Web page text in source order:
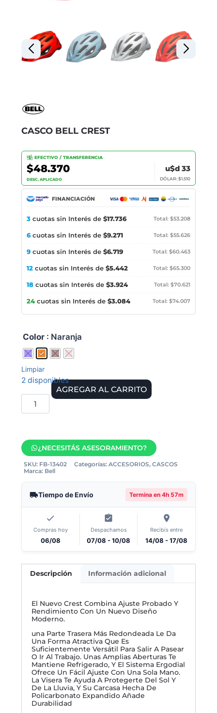
CASCO BELL CREST
EFECTIVO / TRANSFERENCIA
$48.370
DESC. APLICADO
u$d 33
DÓLAR: $1.510
FINANCIACIÓN
3 cuotas sin Interés de $17.736 Total: $53.208
6cuotas sin Interés de $9.271 Total: $55.626
9 cuotas sin Interés de $6.719 Total: $60.463
12 cuotas sin Interés de $5.442 Total: $65.300
18 cuotas sin Interés de $3.924 Total: $70.621
24 cuotas sin Interés de $3.084 Total: $74.007
Color : Naranja
Limpiar
2 disponibles
AGREGAR AL CARRITO
¿NECESITÁS ASESORAMIENTO?
SKU: FB-13402 Categorías: ACCESORIOS, CASCOS
Marca: Bell
Tiempo de Envío Termina en 4h 57m
Compras hoy
06/08
Despachamos
07/08 - 10/08
Recibís entre
14/08 - 17/08
Descripción Información adicional
El Nuevo Crest Combina Ajuste Probado Y
Rendimiento Con Un Nuevo Diseño
Moderno.
una Parte Trasera Más Redondeada Le Da
Una Forma Atractiva Que Es
Suficientemente Versátil Para Salir A Pasear
O Ir Al Trabajo. Unas Amplias Aberturas Te
Mantiene Refrigerado, Y El Sistema Ergodial
Ofrece Un Fácil Ajuste Con Una Sola Mano.
La Visera Te Ayuda A Protegerte Del Sol Y
De La Lluvia, Y Su Carcasa Hecha De
Policarbonato Expandido Añade
Durabilidad